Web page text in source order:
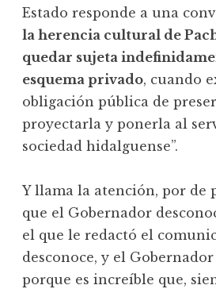
Estado responde a una
la herencia cultural de
quedar sujeta
esquema privado, cuando
obligación pública de
proyectarla y ponerla al
sociedad hidalguense”.
Y llama la atención, por de
que el Gobernador
el que le redactó el
desconoce, y el
porque es increíble que,